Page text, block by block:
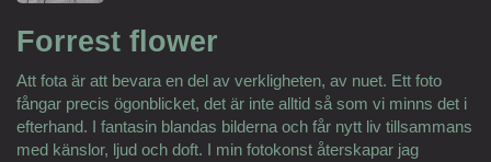
Forrest flower
Att fota är att bevara en del av verkligheten, av nuet. Ett foto
fångar precis ögonblicket, det är inte alltid så som vi minns det i
efterhand. I fantasin blandas bilderna och får nytt liv tillsammans
med känslor, ljud och doft. I min fotokonst återskapar jag